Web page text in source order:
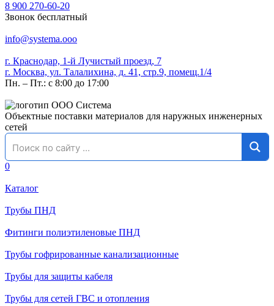
8 900 270-60-20
Звонок бесплатный
info@systema.ooo
г. Краснодар, 1-й Лучистый проезд, 7
г. Москва, ул. Талалихина, д. 41, стр.9, помещ.1/4
Пн. – Пт.: с 8:00 до 17:00
Объектные поставки материалов для наружных инженерных
сетей
0
Каталог
Трубы ПНД
Фитинги полиэтиленовые ПНД
Трубы гофрированные канализационные
Трубы для защиты кабеля
Трубы для сетей ГВС и отопления